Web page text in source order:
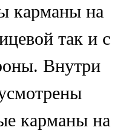
карманы на
так и с
Внутри
карманы на